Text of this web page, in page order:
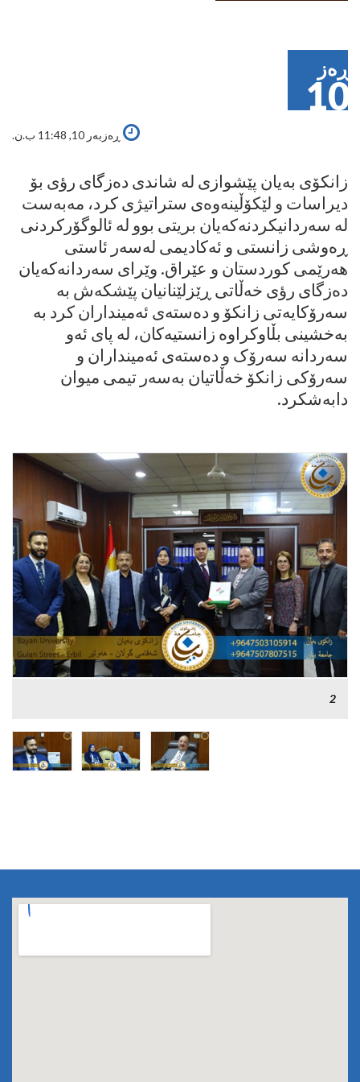
ڕەز
10
ڕەزبەر 10, 11:48 ب.ن.
زانکۆى بەیان پێشوازى لە شاندى دەزگاى رؤى بۆ
دیراسات و لێکۆڵینەوەى ستراتیژى کرد، مەبەست
لە سەردانیکردنەکەیان بریتی بوو لە ئالوگۆرکردنى
ڕەوشى زانستى و ئەکادیمى لەسەر ئاستى
هەرێمى کوردستان و عێراق. وێراى سەردانەکەیان
دەزگاى رؤى خەڵاتى ڕێزلێنانیان پێشکەش بە
سەرۆکایەتى زانکۆ و دەستەى ئەمینداران کرد بە
بەخشینى بڵاوکراوە زانستیەکان، لە پاى ئەو
سەردانە سەرۆک و دەستەى ئەمینداران و
سەرۆکى زانکۆ خەڵاتیان بەسەر تیمى میوان
دابەشکرد.
2